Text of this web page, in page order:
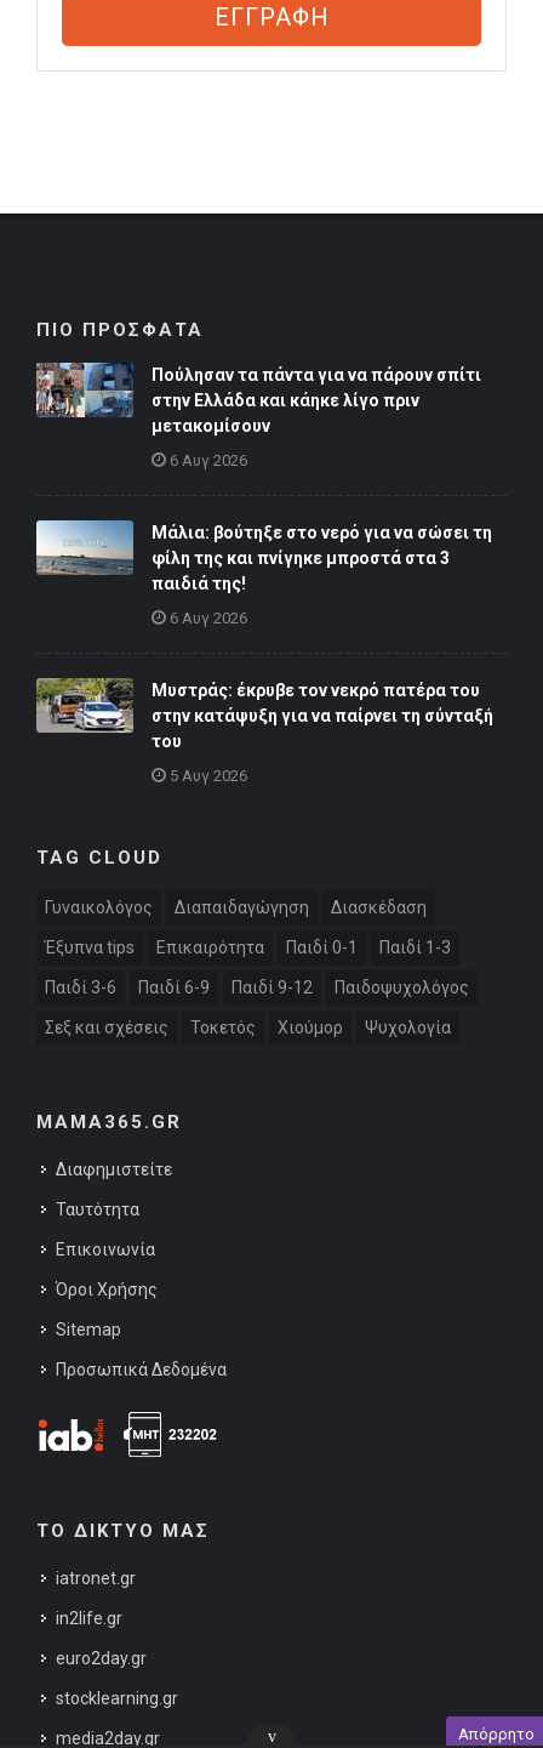
ΕΓΓΡΑΦΗ
ΠΙΟ ΠΡΟΣΦΑΤΑ
Πούλησαν τα πάντα για να πάρουν σπίτι
στην Ελλάδα και κάηκε λίγο πριν
μετακομίσουν
6 Αυγ 2026
Μάλια: βούτηξε στο νερό για να σώσει τη
φίλη της και πνίγηκε μπροστά στα 3
παιδιά της!
6 Αυγ 2026
Μυστράς: έκρυβε τον νεκρό πατέρα του
στην κατάψυξη για να παίρνει τη σύνταξή
του
5 Αυγ 2026
TAG CLOUD
Γυναικολόγος Διαπαιδαγώγηση Διασκέδαση
Έξυπνα tips Επικαιρότητα Παιδί 0-1 Παιδί 1-3
Παιδί 3-6 Παιδί 6-9 Παιδί 9-12 Παιδοψυχολόγος
Σεξ και σχέσεις Τοκετός Χιούμορ Ψυχολογία
MAMA365.GR
Διαφημιστείτε
Ταυτότητα
Επικοινωνία
Όροι Χρήσης
Sitemap
Προσωπικά Δεδομένα
ΤΟ ΔΙΚΤΥΟ ΜΑΣ
iatronet.gr
in2life.gr
euro2day.gr
stocklearning.gr
media2day.gr Απόρρητο
v